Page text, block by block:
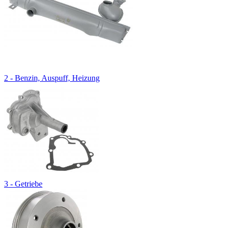
2 - Benzin, Auspuff, Heizung
3 - Getriebe